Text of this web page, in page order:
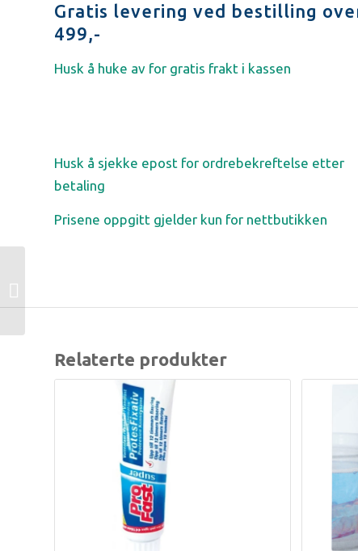
Gratis levering ved bestilling
499,-
Husk å huke av for gratis frakt i kassen
Husk å sjekke epost for ordrebekreftelse etter
betaling
Prisene oppgitt gjelder kun for nettbutikken
Relaterte produkter